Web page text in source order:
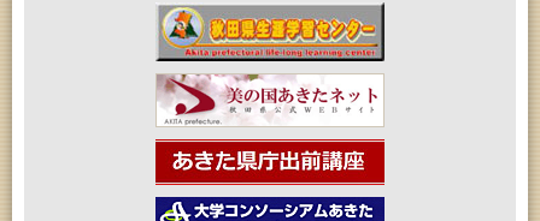
2026年08月15日 (秋田市)
乳幼児教育「パンダのえほん修理屋さん」
2026年08月15日 (秋田市)
乳幼児教育・青少年教育「おはなしの会」
2026年08月17日 (秋田市)
家庭教育「わくわく家族講座」
2026年08月17日 (秋田市)
女性教育「ミセスセミナー大住」
2026年08月17日 (秋田市)
高齢者教育「茨島七丁目地区高齢者学級」